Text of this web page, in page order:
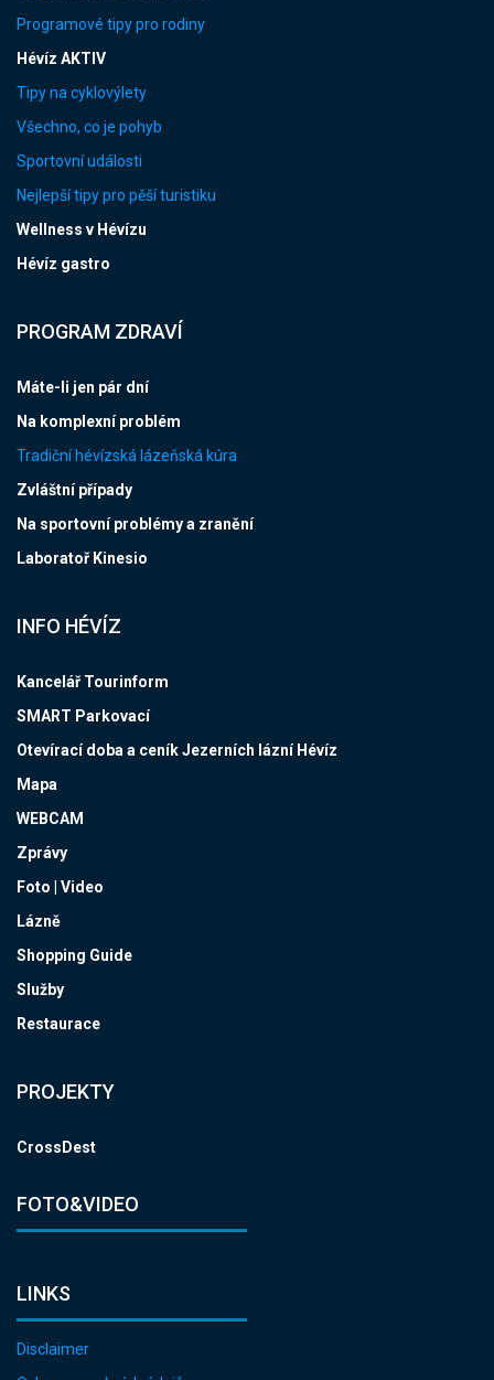
Programové tipy pro rodiny
Hévíz AKTIV
Tipy na cyklovýlety
Všechno, co je pohyb
Sportovní události
Nejlepší tipy pro pěší turistiku
Wellness v Hévízu
Hévíz gastro
PROGRAM ZDRAVÍ
Máte-li jen pár dní
Na komplexní problém
Tradiční hévízská lázeňská kúra
Zvláštní případy
Na sportovní problémy a zranění
Laboratoř Kinesio
INFO HÉVÍZ
Kancelář Tourinform
SMART Parkovací
Otevírací doba a ceník Jezerních lázní Hévíz
Mapa
WEBCAM
Zprávy
Foto | Video
Lázně
Shopping Guide
Služby
Restaurace
PROJEKTY
CrossDest
FOTO&VIDEO
LINKS
Disclaimer